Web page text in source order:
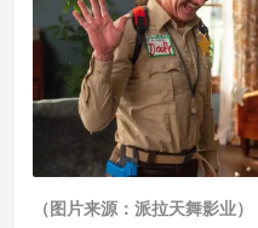
（图片来源：派拉天舞影业）